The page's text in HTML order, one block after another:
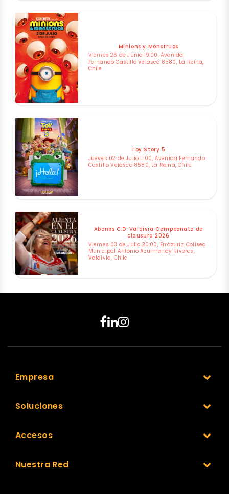
Minions y Monstruos
Viernes 26 de Junio 19:00, Avenida
Fernando Castillo Velasco 8580, La Reina,
Chile
Toy Story 5
Jueves 02 de Julio 11:00, Avenida Fernando
Castillo Velasco 8580, La Reina, Chile
Abonos C.D. Valdivia Campeonato de
clausura 2026
Viernes 03 de Julio 20:00, Errázuriz, Coliseo
Municipal Antonio Azurmendy Riveros,
Valdivia, Chile
Empresa
Soluciones
Accesos
Nuestra Red